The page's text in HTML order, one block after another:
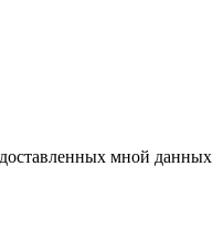
мной данных